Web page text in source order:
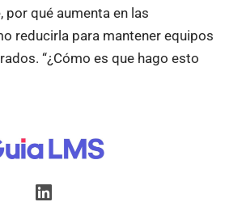
por qué aumenta en las
reducirla para mantener equipos
“¿Cómo es que hago esto